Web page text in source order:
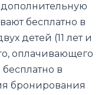
бесплатно в
детей (11 лет и
оплачивающего
в
бронирования